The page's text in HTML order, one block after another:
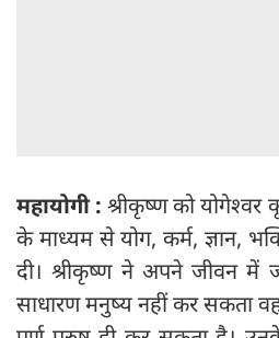
महायोगी : श्रीकृष्‍ण को योगेश्‍वर
के माध्यम से योग, कर्म, ज्ञान,
दी। श्रीकृष्‍ण ने अपने जीवन में
साधारण मनुष्य नहीं कर सकता